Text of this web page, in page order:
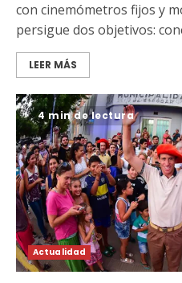
con cinemómetros fijos y
persigue dos objetivos:
LEER MÁS
4 min de lectura
Actualidad